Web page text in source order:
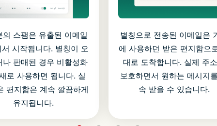
의 스팸은 유출된 이메일
시작됩니다. 별칭이 오
나 판매된 경우 비활성화
로 사용하면 됩니다. 실
편지함은 계속 깔끔하게
유지됩니다.
별칭으로 전송된 이메일은
에 사용하던 받은 편지함으
대로 도착합니다. 실제 주
보호하면서 원하는 메시지
속 받을 수 있습니다.